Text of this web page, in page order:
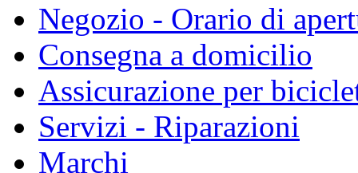
Negozio - Orario di
Consegna a domicilio
Assicurazione per
Servizi - Riparazioni
Marchi